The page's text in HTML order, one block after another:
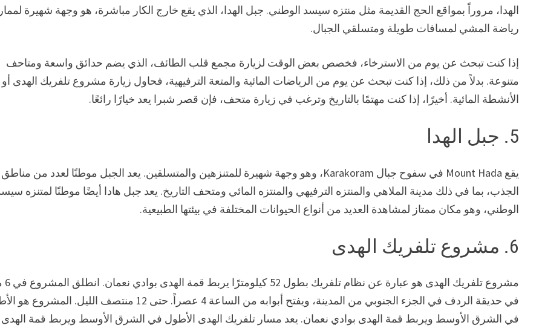
الهدا، مروراً بمواقع الحج القديمة مثل منتزه سيسد الوطني. جبل الهدا، الذي يقع خارج الكار مباشرة، هو وجهة شهيرة
رياضة المشي لمسافات طويلة ومتسلقي الجبال.
إذا كنت تبحث عن يوم من الاسترخاء، فخصص بعض الوقت لزيارة مجمع قلب الطائف، الذي يضم حدائق واسعة ومتاحف
متنوعة. بدلاً من ذلك، إذا كنت تبحث عن يوم من الرياضات المائية والمتعة الترفيهية، فحاول زيارة مشروع تلفريك الهدى أو
الأنشطة المائية. أخيرًا، إذا كنت مهتمًا بالتاريخ وترغب في زيارة متحف، فإن قصر شبرا يعد خيارًا رائعًا.
5. جبل الهدا
يقع Mount Hada في سفوح جبال Karakoram، وهو وجهة شهيرة للمتنزهين والمتسلقين. يعد الجبل موطنًا لعدد من مناطق
الجذب، بما في ذلك مدينة الملاهي والمنتزه الترفيهي والمنتزه المائي ومتحف التاريخ. يعد جبل هادا أيضًا موطنًا لمتنزه
الوطني، وهو مكان ممتاز لمشاهدة العديد من أنواع الحيوانات المختلفة في بيئتها الطبيعية.
6. مشروع تلفريك الهدى
مشروع
في حديقة الردف في الجزء الجنوبي من المدينة، ويفتح أبوابه من الساعة 4 عصراً. حتى 12 منتصف الليل.
في الشرق الأوسط ويربط قمة الهدى بوادي نعمان. يعد مسار تلفريك الهدى الأطول في الشرق الأوسط ويربط قمة الهدى